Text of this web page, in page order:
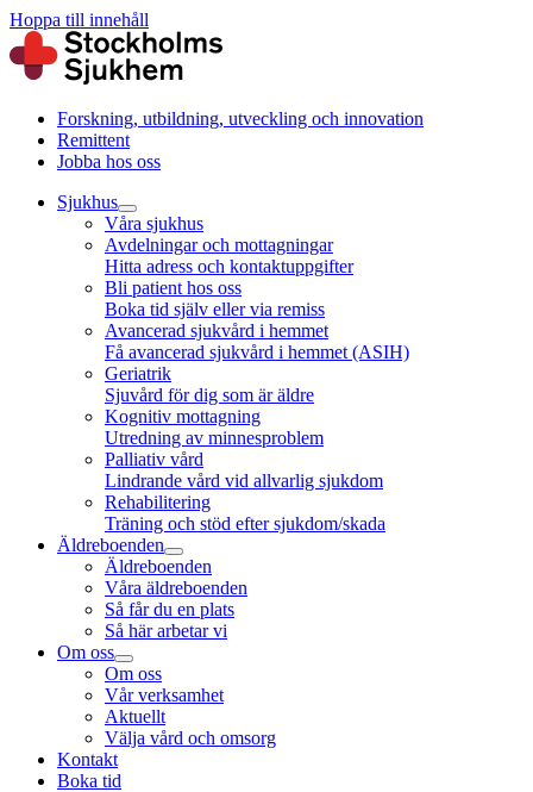
Hoppa till innehåll
Forskning, utbildning, utveckling och innovation
Remittent
Jobba hos oss
Sjukhus
Våra sjukhus
Avdelningar och mottagningar
Hitta adress och kontaktuppgifter
Bli patient hos oss
Boka tid själv eller via remiss
Avancerad sjukvård i hemmet
Få avancerad sjukvård i hemmet (ASIH)
Geriatrik
Sjuvård för dig som är äldre
Kognitiv mottagning
Utredning av minnesproblem
Palliativ vård
Lindrande vård vid allvarlig sjukdom
Rehabilitering
Träning och stöd efter sjukdom/skada
Äldreboenden
Äldreboenden
Våra äldreboenden
Så får du en plats
Så här arbetar vi
Om oss
Om oss
Vår verksamhet
Aktuellt
Välja vård och omsorg
Kontakt
Boka tid